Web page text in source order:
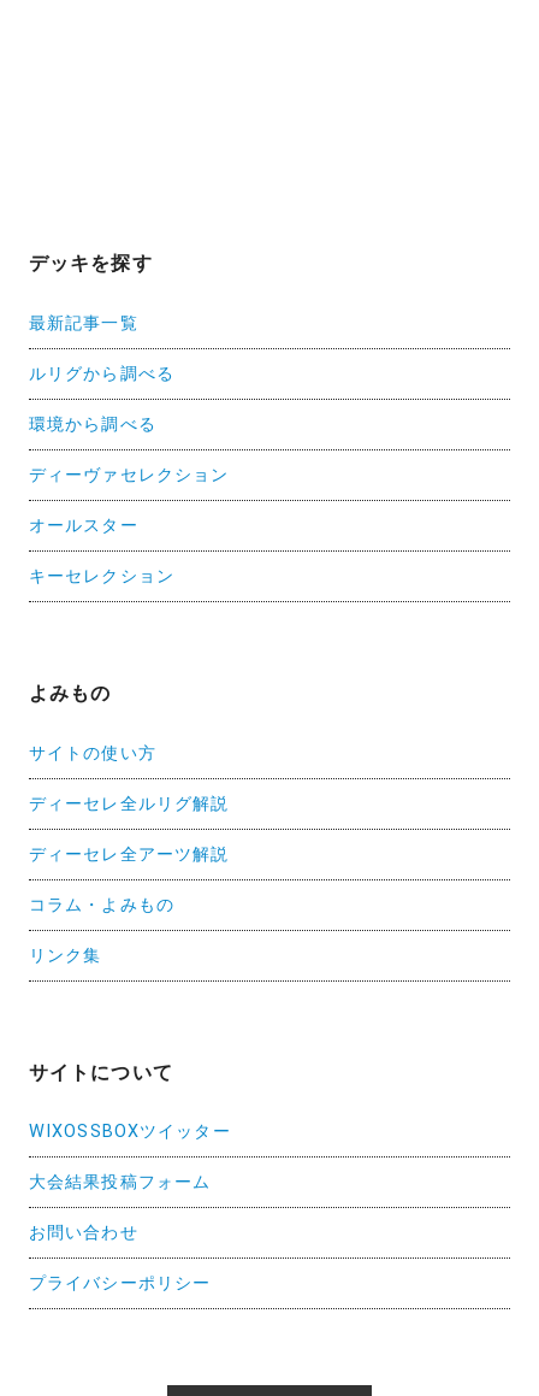
デッキを探す
最新記事一覧
ルリグから調べる
環境から調べる
ディーヴァセレクション
オールスター
キーセレクション
よみもの
サイトの使い方
ディーセレ全ルリグ解説
ディーセレ全アーツ解説
コラム・よみもの
リンク集
サイトについて
WIXOSSBOXツイッター
大会結果投稿フォーム
お問い合わせ
プライバシーポリシー